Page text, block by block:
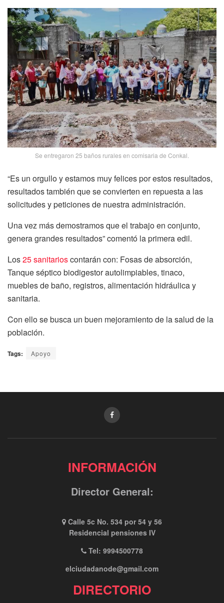
Se entregaron 25 baños rurales en comisaria de Conkal.
“Es un orgullo y estamos muy felices por estos resultados,
resultados también que se convierten en repuesta a las
solicitudes y peticiones de nuestra administración.
Una vez más demostramos que el trabajo en conjunto,
genera grandes resultados” comentó la primera edil.
Los25 sanitarioscontarán con: Fosas de absorción,
Tanque séptico biodigestor autolimpiables, tinaco,
muebles de baño, registros, alimentación hidráulica y
sanitaria.
Con ello se busca un buen mejoramiento de la salud de la
población.
Tags: Apoyo
INFORMACIÓN
Director General:
Calle 5c No. 534 por 54 y 56
Residencial pensiones IV
Tel: 9994500778
elciudadanode@gmail.com
DIRECTORIO